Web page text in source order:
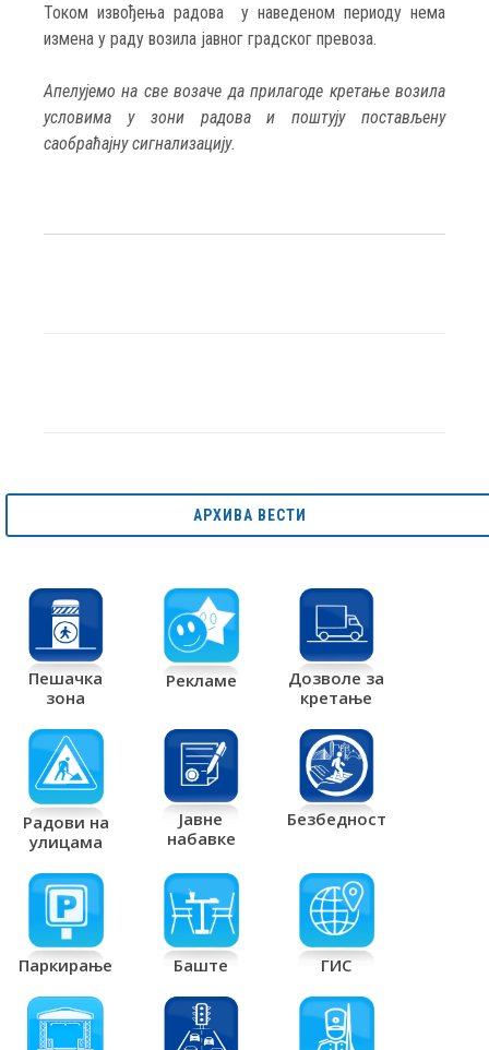
Током извођења радова у наведеном периоду нема
измена у раду возила јавног градског превоза.
Апелујемо на све возаче да прилагоде кретање возила
условима у зони радова и поштују постављену
саобраћајну сигнализацију.
АРХИВА ВЕСТИ
Пешачка
зона
Рекламе
Дозволе за
кретање
Радови на
улицама
Јавне
набавке
Безбедност
Паркирање Баште ГИС